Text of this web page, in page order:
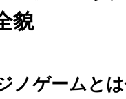
貌
ノゲームと